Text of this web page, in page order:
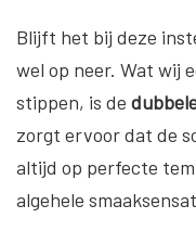
Blijft het bij deze
wel op neer. Wat wij
stippen, is de
zorgt ervoor dat de
altijd op perfecte
algehele